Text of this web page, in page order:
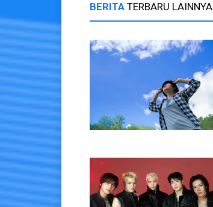
BERITA TERBARU LAINNYA